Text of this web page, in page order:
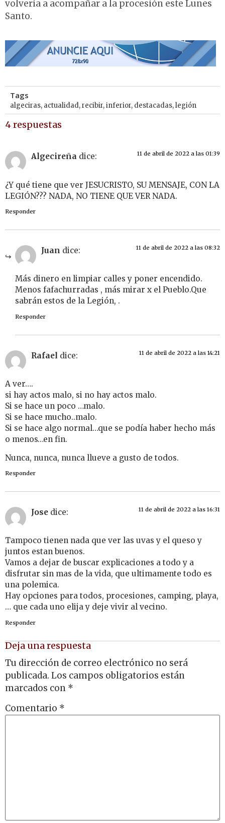
volvería a acompañar a la procesión este Lunes
Santo.
Tags
algeciras, actualidad,recibir,inferior, destacadas,legión
4 respuestas
Algecireña dice: 11 de abril de 2022 a las 01:39
¿Y qué tiene que ver JESUCRISTO, SU MENSAJE, CON LA
LEGIÓN??? NADA, NO TIENE QUE VER NADA.
Responder
Juan dice: 11 de abril de 2022 a las 08:32
Más dinero en limpiar calles y poner encendido.
Menos fafachurradas , más mirar x el Pueblo.Que
sabrán estos de la Legión, .
Responder
Rafael dice: 11 de abril de 2022 a las 14:21
A ver….
si hay actos malo, si no hay actos malo.
Si se hace un poco …malo.
Si se hace mucho..malo.
Si se hace algo normal…que se podía haber hecho más
o menos…en fin.
Nunca, nunca, nunca llueve a gusto de todos.
Responder
Jose dice: 11 de abril de 2022 a las 16:31
Tampoco tienen nada que ver las uvas y el queso y
juntos estan buenos.
Vamos a dejar de buscar explicaciones a todo y a
disfrutar sin mas de la vida, que ultimamente todo es
una polemica.
Hay opciones para todos, procesiones, camping, playa,
… que cada uno elija y deje vivir al vecino.
Responder
Deja una respuesta
Tu dirección de correo electrónico no será
publicada. Los campos obligatorios están
marcados con *
Comentario *